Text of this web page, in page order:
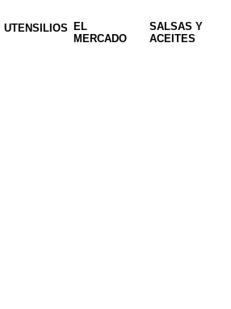
UTENSILIOS
EL
MERCADO
SALSAS Y
ACEITES